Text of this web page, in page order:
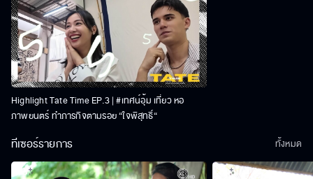
Highlight Tate Time EP.3 | #เทศน์อุ้ม เที่ยว หอ
ภาพยนตร์ ทำภารกิจตามรอย “ใจพิสุทธิ์“
ทีเซอร์รายการ ทั้งหมด